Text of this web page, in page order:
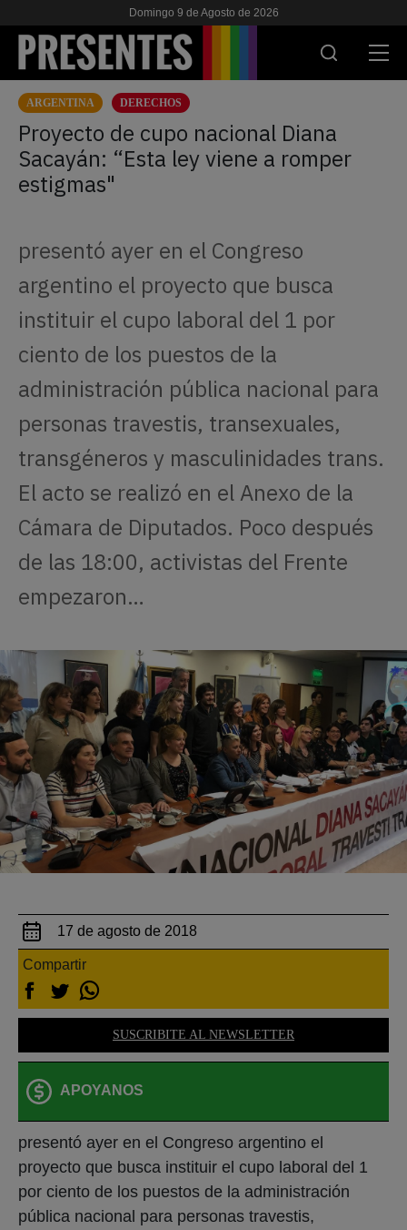
Domingo 9 de Agosto de 2026
ACTUALIDAD
INVESTIGACIONES
VIH & SIDA
NOSOTRES
ARGENTINA DERECHOS
Proyecto de cupo nacional Diana
Sacayán: “Esta ley viene a romper
estigmas"
presentó ayer en el Congreso
argentino el proyecto que busca
instituir el cupo laboral del 1 por
ciento de los puestos de la
administración pública nacional para
personas travestis, transexuales,
transgéneros y masculinidades trans.
El acto se realizó en el Anexo de la
Cámara de Diputados. Poco después
de las 18:00, activistas del Frente
empezaron…
17 de agosto de 2018
Compartir
SUSCRIBITE AL NEWSLETTER
APOYANOS
presentó ayer en el Congreso argentino el
proyecto que busca instituir el cupo laboral del 1
por ciento de los puestos de la administración
pública nacional para personas travestis,